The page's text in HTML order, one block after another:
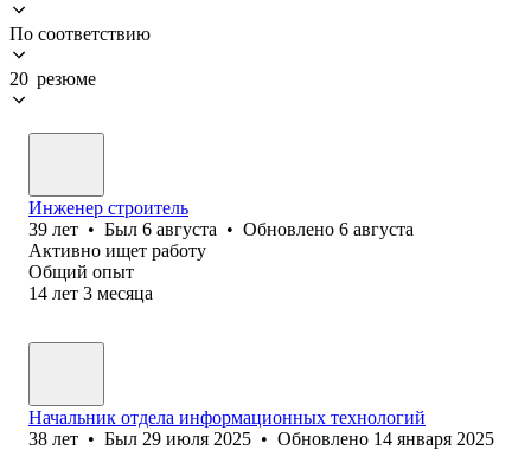
По соответствию
20 резюме
Инженер строитель
39 лет • Был 6 августа • Обновлено 6 августа
Активно ищет работу
Общий опыт
14 лет 3 месяца
Начальник отдела информационных технологий
38 лет • Был 29 июля 2025 • Обновлено 14 января 2025